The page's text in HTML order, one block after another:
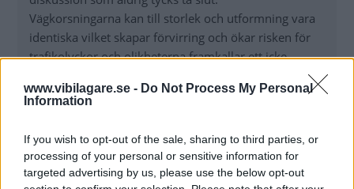
www.vibilagare.se - Do Not Process My Personal
Information
If you wish to opt-out of the sale, sharing to third parties, or
processing of your personal or sensitive information for
targeted advertising by us, please use the below opt-out
Vägkorsningarna kan till storlek och utformning vara
identiska vilket skapar förvirring och ökar risken för
trafikolyckor och olikheterna framkallar ett icke
A. Vägkorsning med eller utan rondell i dess mitt som
högerregeln. Anvisningar ska följas och tecken ska ges
till vänster och höger men inte vid färd rakt fram.
B. Vägkorsning som är utmärkt som en